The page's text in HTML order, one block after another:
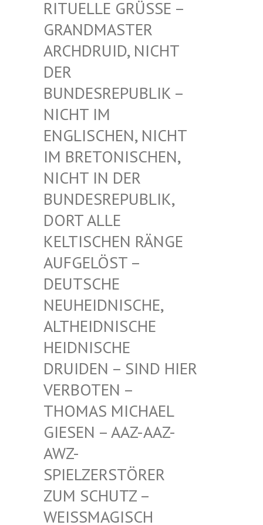
RITUELLE GRÜSSE – G
RANDMASTER A
RCHDRUID, NICHT D
ER B
UNDESREPUBLIK – N
ICHT IM E
NGLISCHEN, NICHT I
M BRETONISCHEN, N
ICHT IN DER B
UNDESREPUBLIK, D
ORT ALLE K
ELTISCHEN RÄNGE A
UFGELÖST – D
EUTSCHE N
EUHEIDNISCHE, A
LTHEIDNISCHE H
EIDNISCHE D
RUIDEN – SIND HIER V
ERBOTEN – T
HOMAS MICHAEL G
IESEN – AAZ-AAZ-A
WZ-S
PIELZERSTÖRER Z
UM SCHUTZ – W
EISSMAGISCH GE